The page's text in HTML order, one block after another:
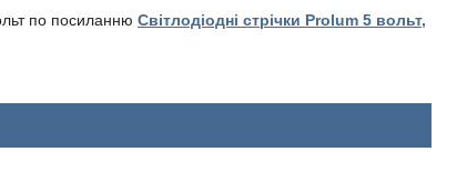
по посиланню Світлодіодні стрічки Prolum 5 вольт,